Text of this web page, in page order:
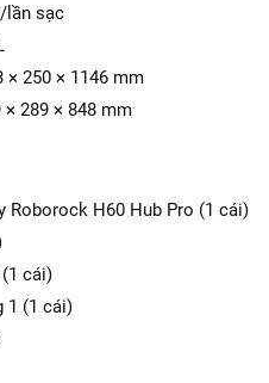
lần sạc
× 250 × 1146 mm
289 × 848 mm
Roborock H60 Hub Pro (1 cái)
cái)
1 (1 cái)